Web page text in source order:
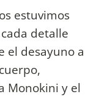
estuvimos
detalle
el desayuno a
Monokini y el